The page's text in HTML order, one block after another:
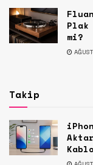
Plak
mi?
Takip